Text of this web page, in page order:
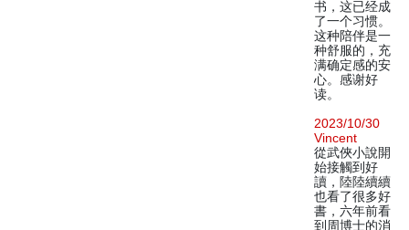
书，这已经成
了一个习惯。
这种陪伴是一
种舒服的，充
满确定感的安
心。感谢好
读。
2023/10/30
Vincent
從武俠小說開
始接觸到好
讀，陸陸續續
也看了很多好
書，六年前看
到周博士的消